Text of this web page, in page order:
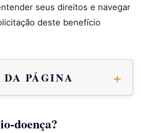
seus direitos e navegar
deste benefício
DA PÁGINA
doença?